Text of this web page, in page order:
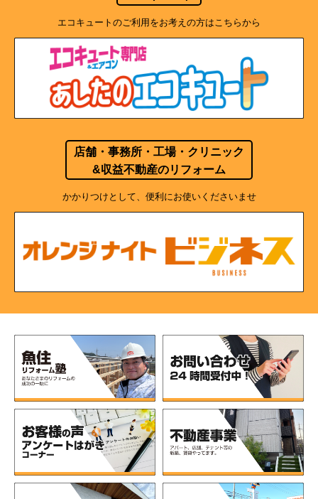
エコキュートのご利用をお考えの方はこちらから
店舗・事務所・工場・クリニック
&収益不動産のリフォーム
かかりつけとして、便利にお使いくださいませ